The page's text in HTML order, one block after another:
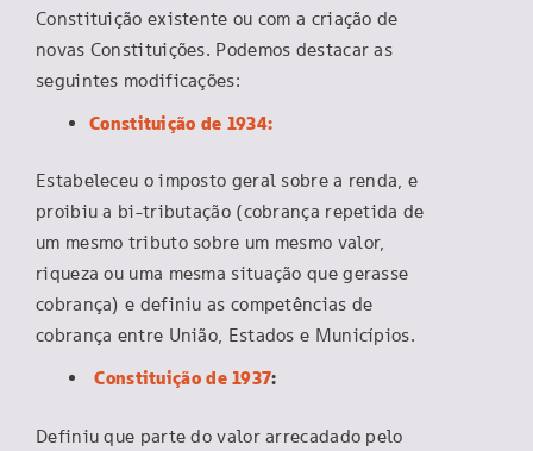
Constituição existente ou com a criação de
novas Constituições. Podemos destacar as
seguintes modificações:
Constituição de 1934:
Estabeleceu o imposto geral sobre a renda, e
proibiu a bi-tributação (cobrança repetida de
um mesmo tributo sobre um mesmo valor,
riqueza ou uma mesma situação que gerasse
cobrança) e definiu as competências de
cobrança entre União, Estados e Municípios.
Constituição de 1937:
Definiu que parte do valor arrecadado pelo